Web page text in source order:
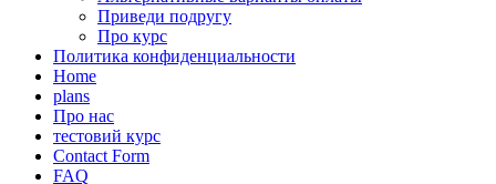
Приведи подругу
Про курс
Политика конфиденциальности
Home
plans
Про нас
тестовий курс
Contact Form
FAQ